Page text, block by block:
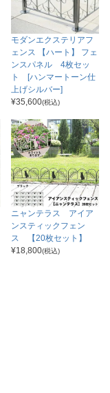
モダンエクステリアフ
ェンス 【ハート】 フェ
ンスパネル 4枚セッ
ト [ハンマートーン仕
上げシルバー]
¥35,600(税込)
ニャンテラス アイア
ンスティックフェン
ス 【20枚セット】
¥18,800(税込)